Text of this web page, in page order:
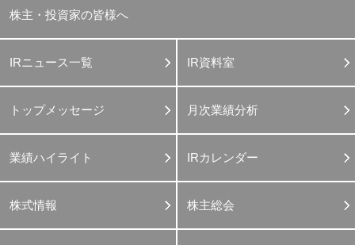
株主・投資家の皆様へ
IRニュース一覧 IR資料室
トップメッセージ 月次業績分析
業績ハイライト IRカレンダー
株式情報 株主総会